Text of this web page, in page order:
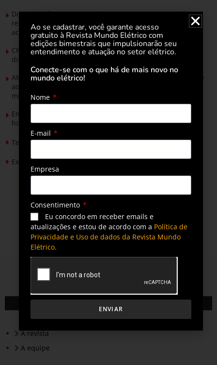
Durante esforço concentrado do Congresso, setor de
renováveis apresenta no Senado Federal pautas para
acelerar transição energética
CPFL Energia e TIM se unem para criar a rede de
distribuição do futuro com tecnologia privativa
AMIG Brasil convida pré-candidatos ao Governo de Minas e
ao Senado para discutir propostas para os municípios
mineradores e afetados
Energia solar permitirá ampliar em 25% a produção de
hortaliças em projeto social no Tocantins
Tendências de Iluminação em 2026
Expansão da energia solar no Brasil
QUEM SOMOS
A revista
A equipe
Ao se cadastrar, você garante acesso
gratuito à Revista Mundo Elétrico com
edições bimestrais que impulsionarão seu
entendimento e atuação no setor elétrico.
Conecte-se com o que há de mais novo no
mundo elétrico!
Nome
E-mail
Empresa
Consentimento
Eu concordo em receber emails e
atualizações e estou de acordo com a Política de
Privacidade e Uso de dados da Revista Mundo
Elétrico.
ENVIAR